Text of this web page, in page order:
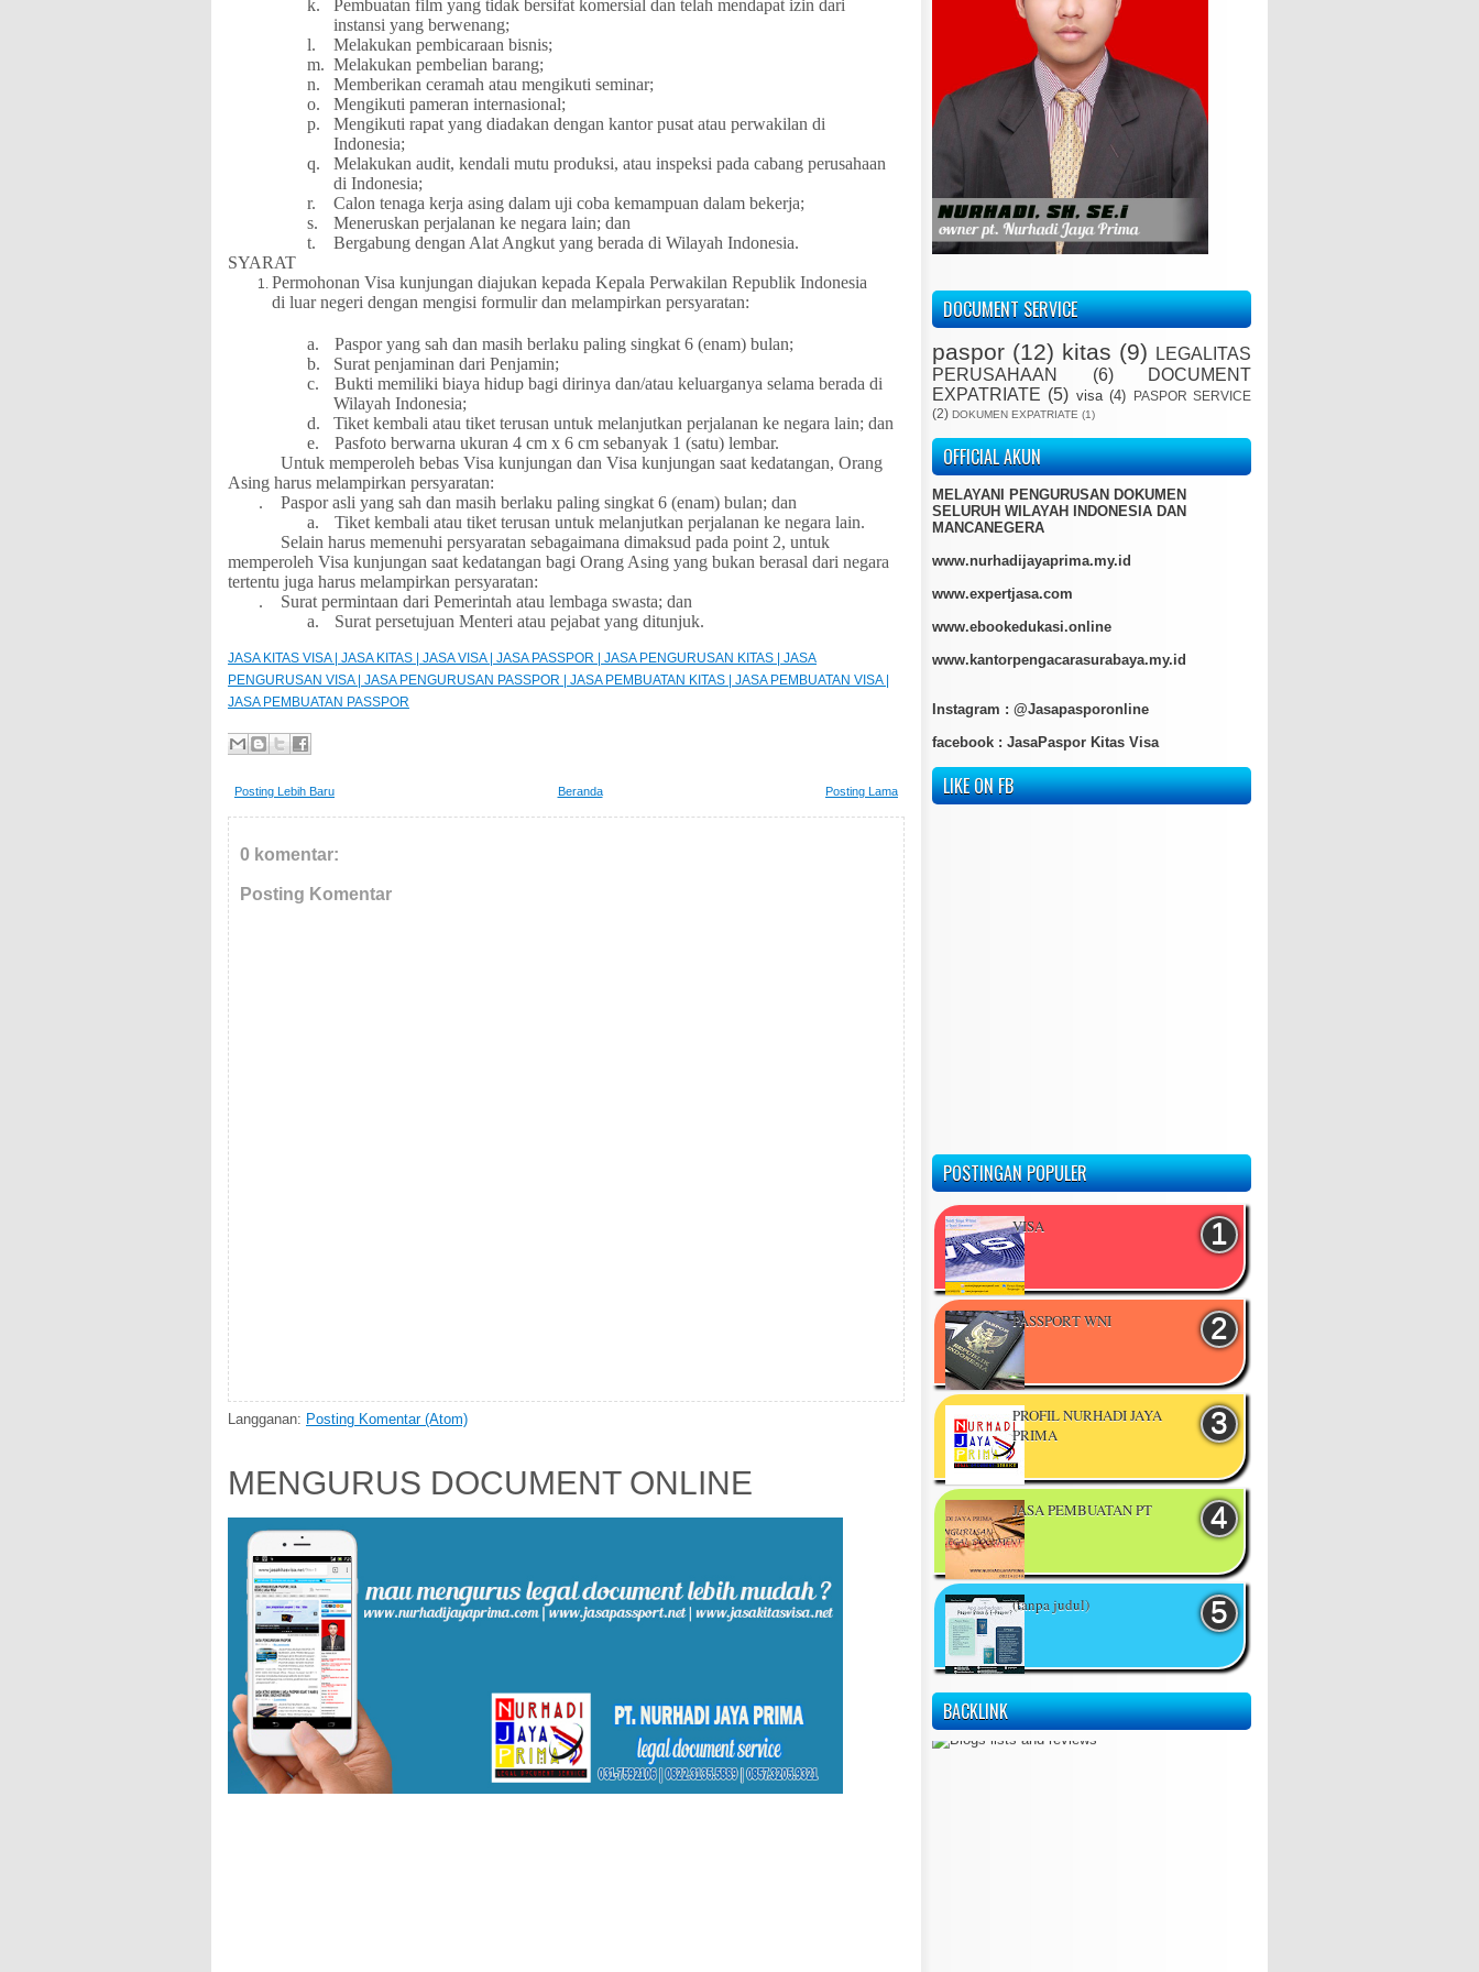
k.
Pembuatan film yang tidak bersifat komersial dan telah mendapat izin dari
instansi yang berwenang;
l.
Melakukan pembicaraan bisnis;
m. Melakukan pembelian barang;
n.
Memberikan ceramah atau mengikuti seminar;
o.
Mengikuti pameran internasional;
p.
Mengikuti rapat yang diadakan dengan kantor pusat atau perwakilan di
Indonesia;
q.
Melakukan audit, kendali mutu produksi, atau inspeksi pada cabang perusahaan
di Indonesia;
r.
Calon tenaga kerja asing dalam uji coba kemampuan dalam bekerja;
s.
Meneruskan perjalanan ke negara lain; dan
t.
Bergabung dengan Alat Angkut yang berada di Wilayah Indonesia.
SYARAT
Permohonan Visa kunjungan diajukan kepada Kepala Perwakilan Republik Indonesia
di luar negeri dengan mengisi formulir dan melampirkan persyaratan:
a.
Paspor yang sah dan masih berlaku paling singkat 6 (enam) bulan;
b.
Surat penjaminan dari Penjamin;
c.
Bukti memiliki biaya hidup bagi dirinya dan/atau keluarganya selama berada di
Wilayah Indonesia;
d.
Tiket kembali atau tiket terusan untuk melanjutkan perjalanan ke negara lain; dan
e.
Pasfoto berwarna ukuran 4 cm x 6 cm sebanyak 1 (satu) lembar.
Untuk memperoleh bebas Visa kunjungan dan Visa kunjungan saat kedatangan, Orang
Asing harus melampirkan persyaratan:
.
Paspor asli yang sah dan masih berlaku paling singkat 6 (enam) bulan; dan
a.
Tiket kembali atau tiket terusan untuk melanjutkan perjalanan ke negara lain.
Selain harus memenuhi persyaratan sebagaimana dimaksud pada point 2, untuk
memperoleh Visa kunjungan saat kedatangan bagi Orang Asing yang bukan berasal dari negara
tertentu juga harus melampirkan persyaratan:
.
Surat permintaan dari Pemerintah atau lembaga swasta; dan
a.
Surat persetujuan Menteri atau pejabat yang ditunjuk.
JASA KITAS VISA | JASA KITAS | JASA VISA | JASA PASSPOR | JASA PENGURUSAN KITAS | JASA
PENGURUSAN VISA | JASA PENGURUSAN PASSPOR | JASA PEMBUATAN KITAS | JASA PEMBUATAN VISA |
JASA PEMBUATAN PASSPOR
Posting Lebih Baru Posting Lama
Beranda
0 komentar:
Posting Komentar
Langganan: Posting Komentar (Atom)
MENGURUS DOCUMENT ONLINE
DOCUMENT SERVICE
paspor (12) kitas (9)
LEGALITAS
PERUSAHAAN
(6)
DOCUMENT
EXPATRIATE (5) visa (4)
PASPOR SERVICE
(2) DOKUMEN EXPATRIATE (1)
OFFICIAL AKUN
MELAYANI PENGURUSAN DOKUMEN
SELURUH WILAYAH INDONESIA DAN
MANCANEGERA
www.nurhadijayaprima.my.id
www.expertjasa.com
www.ebookedukasi.online
www.kantorpengacarasurabaya.my.id
Instagram : @Jasapasporonline
facebook : JasaPaspor Kitas Visa
LIKE ON FB
POSTINGAN POPULER
VISA
PASSPORT WNI
PROFIL NURHADI JAYA
PRIMA
JASA PEMBUATAN PT
(tanpa judul)
BACKLINK